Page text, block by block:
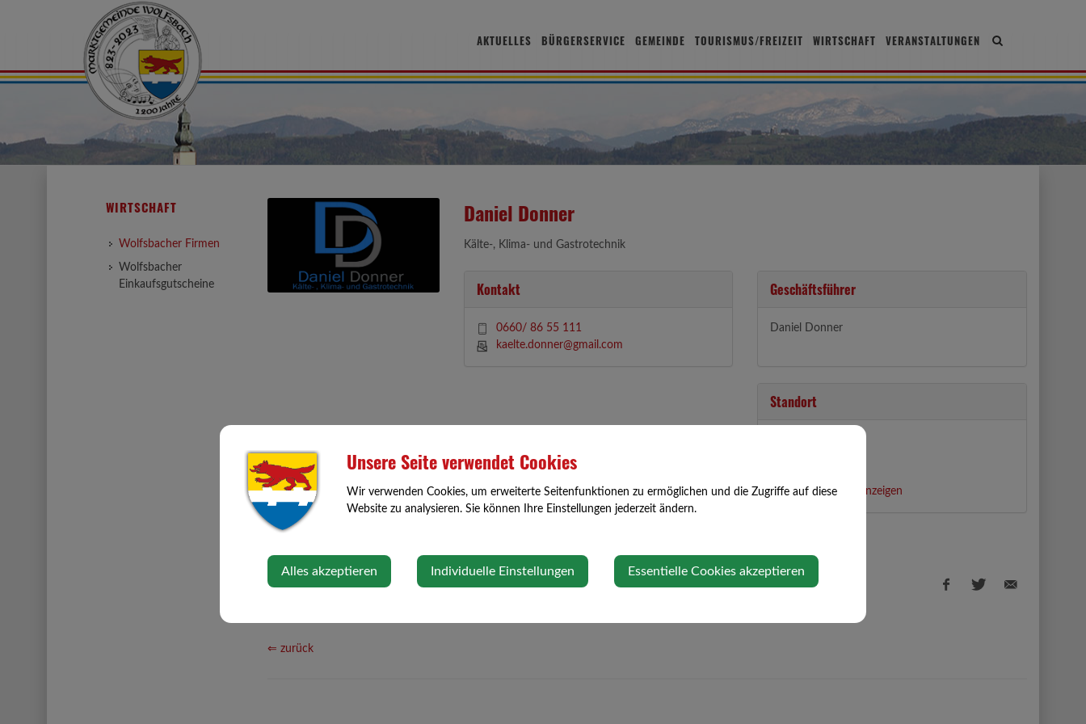
Site
toggle
AKTUELLES BÜRGERSERVICE GEMEINDE TOURISMUS/FREIZEIT WIRTSCHAFT VERANSTALTUNGEN
Daniel Donner
Kälte-, Klima- und Gastrotechnik
Kontakt
0660/ 86 55 111
kaelte.donner@gmail.com
Geschäftsführer
Daniel Donner
Standort
Auf Google Maps anzeigen
⇐ zurück
WIRTSCHAFT
Wolfsbacher Firmen
Wolfsbacher
Einkaufsgutscheine
Unsere Seite verwendet Cookies
Wir verwenden Cookies, um erweiterte Seitenfunktionen zu ermöglichen und die Zugriffe auf diese
Website zu analysieren. Sie können Ihre Einstellungen jederzeit ändern.
Alles akzeptieren Individuelle Einstellungen Essentielle Cookies akzeptieren